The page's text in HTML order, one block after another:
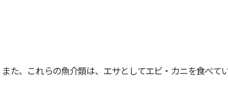
、これらの魚介類は、エサとしてエビ・カニを食べてい